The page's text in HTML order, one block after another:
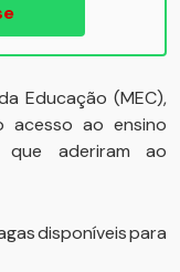
Educação (MEC),
acesso ao ensino
que aderiram ao
disponíveis para